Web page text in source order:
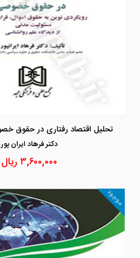
دكتر فرهاد ايران پور
۳,۶۰۰,۰۰۰ریال
موجود